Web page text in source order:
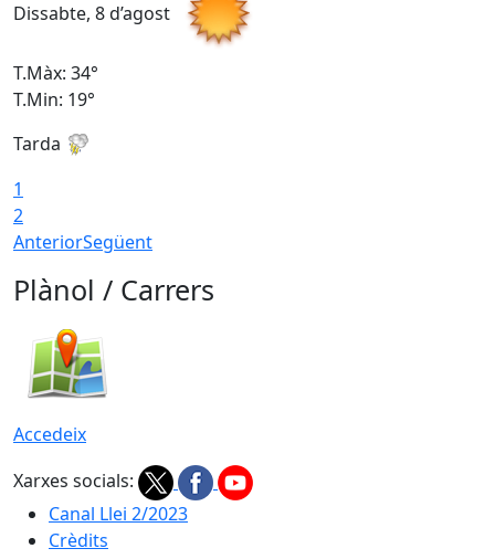
Dissabte, 8 d’agost
T.Màx: 34°
T.Min: 19°
Tarda
1
2
AnteriorSegüent
Plànol / Carrers
Accedeix
Xarxes socials:
Canal Llei 2/2023
Crèdits